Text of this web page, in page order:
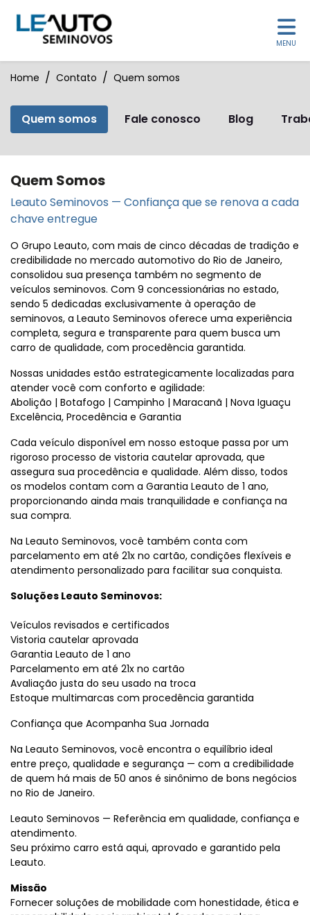
MENU
Home Contato Quem somos
Quem somos Fale conosco Blog
Quem Somos
Leauto Seminovos — Confiança que se renova a cada
chave entregue
O Grupo Leauto, com mais de cinco décadas de tradição e
credibilidade no mercado automotivo do Rio de Janeiro,
consolidou sua presença também no segmento de
veículos seminovos. Com 9 concessionárias no estado,
sendo 5 dedicadas exclusivamente à operação de
seminovos, a Leauto Seminovos oferece uma experiência
completa, segura e transparente para quem busca um
carro de qualidade, com procedência garantida.
Nossas unidades estão estrategicamente localizadas para
atender você com conforto e agilidade:
Abolição | Botafogo | Campinho | Maracanã | Nova Iguaçu
Excelência, Procedência e Garantia
Cada veículo disponível em nosso estoque passa por um
rigoroso processo de vistoria cautelar aprovada, que
assegura sua procedência e qualidade. Além disso, todos
os modelos contam com a Garantia Leauto de 1 ano,
proporcionando ainda mais tranquilidade e confiança na
sua compra.
Na Leauto Seminovos, você também conta com
parcelamento em até 21x no cartão, condições flexíveis e
atendimento personalizado para facilitar sua conquista.
Soluções Leauto Seminovos:
Veículos revisados e certificados
Vistoria cautelar aprovada
Garantia Leauto de 1 ano
Parcelamento em até 21x no cartão
Avaliação justa do seu usado na troca
Estoque multimarcas com procedência garantida
Confiança que Acompanha Sua Jornada
Na Leauto Seminovos, você encontra o equilíbrio ideal
entre preço, qualidade e segurança — com a credibilidade
de quem há mais de 50 anos é sinônimo de bons negócios
no Rio de Janeiro.
Leauto Seminovos — Referência em qualidade, confiança e
atendimento.
Seu próximo carro está aqui, aprovado e garantido pela
Leauto.
Missão
Fornecer soluções de mobilidade com honestidade, ética e